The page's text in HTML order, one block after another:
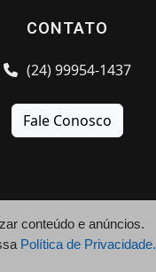
CONTATO
(24) 99954-1437
Fale Conosco
conteúdo e anúncios.
Política de Privacidade.